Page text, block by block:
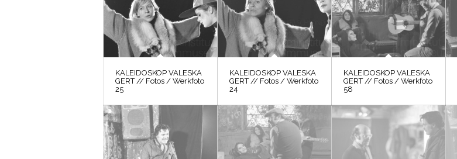
KALEIDOSKOP VALESKA
GERT // Fotos / Werkfoto
25
KALEIDOSKOP VALESKA
GERT // Fotos / Werkfoto
24
KALEIDOSKOP VALESKA
GERT // Fotos / Werkfoto
58